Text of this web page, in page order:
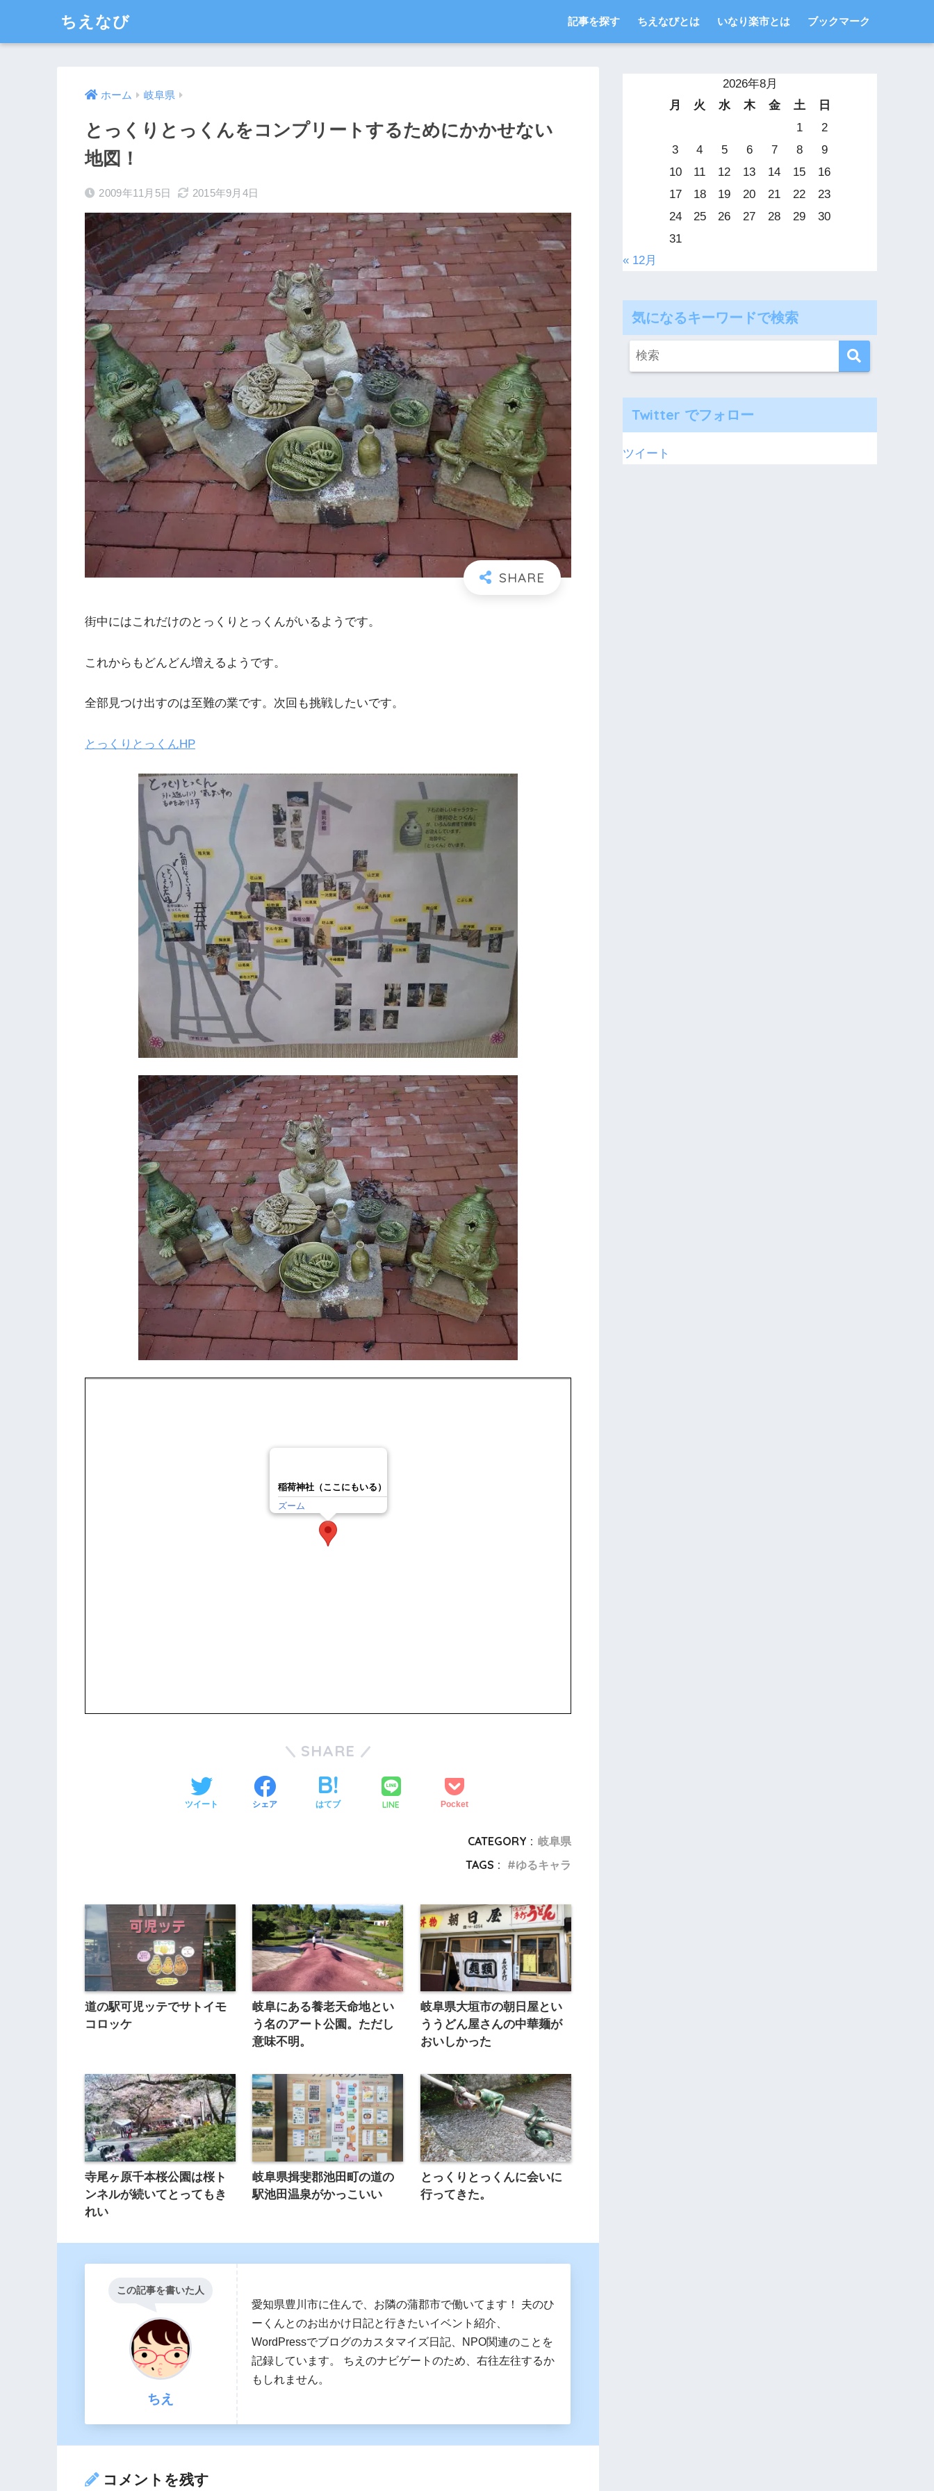
ちえなび 記事を探す ちえなびとは いなり楽市とは ブックマーク
ホーム 岐阜県
とっくりとっくんをコンプリートするためにかかせない
地図！
2009年11月5日 2015年9月4日
街中にはこれだけのとっくりとっくんがいるようです。
これからもどんどん増えるようです。
全部見つけ出すのは至難の業です。次回も挑戦したいです。
とっくりとっくんHP
稲荷神社（ここにもいる）
ズーム
SHARE
ツイート シェア はてブ LINE Pocket
CATEGORY : 岐阜県
TAGS :
ゆるキャラ
道の駅可児ッテでサトイモ
コロッケ
岐阜にある養老天命地とい
う名のアート公園。ただし
意味不明。
岐阜県大垣市の朝日屋とい
ううどん屋さんの中華麺が
おいしかった
寺尾ヶ原千本桜公園は桜ト
ンネルが続いてとってもき
れい
岐阜県揖斐郡池田町の道の
駅池田温泉がかっこいい
とっくりとっくんに会いに
行ってきた。
この記事を書いた人
ちえ
愛知県豊川市に住んで、お隣の蒲郡市で働いてます！ 夫のひ
ーくんとのお出かけ日記と行きたいイベント紹介、
WordPressでブログのカスタマイズ日記、NPO関連のことを
記録しています。 ちえのナビゲートのため、右往左往するか
もしれません。
コメントを残す
2026年8月
月
火 水 木 金 土
日
1
2
3
4 5 6 7 8
9
10
11 12 13 14 15
16
17
18 19 20 21 22
23
24
25 26 27 28 29
30
31
« 12月
気になるキーワードで検索
Twitter でフォロー
ツイート